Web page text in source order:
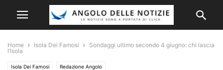
Home Isola Dei Famosi
Sondaggi ultimo secondo 4 giugno: chi lascia
l’Isola
Isola Dei Famosi Redazione Angolo